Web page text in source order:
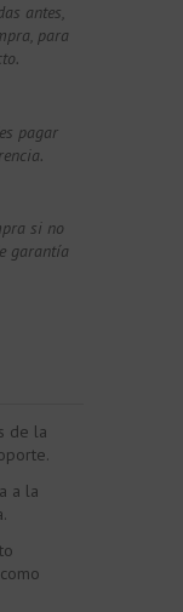
antes,
para
pagar
si no
garantía
de la
a la